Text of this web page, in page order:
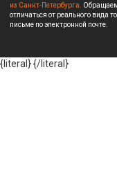
из Санкт-Петербурга. Обращаем
отличаться от реального вида
письме по электронной почте.
{literal}{/literal}